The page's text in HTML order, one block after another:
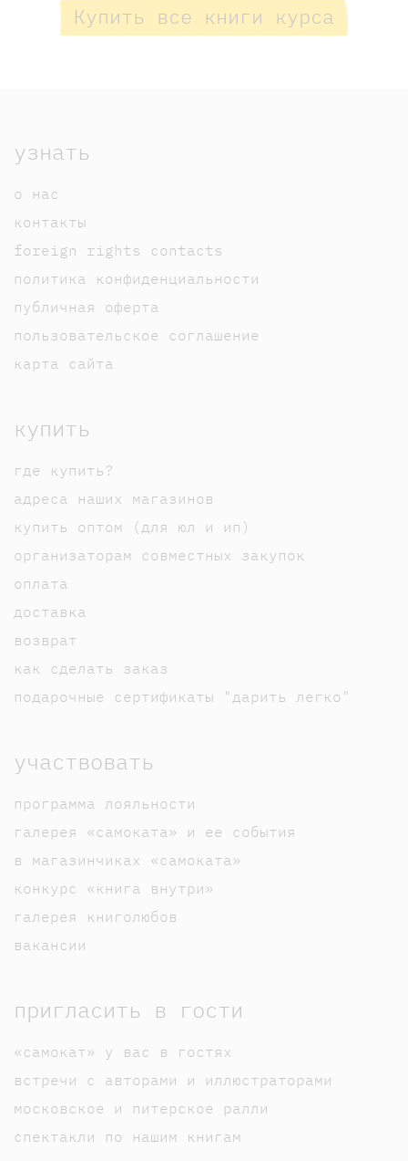
Купить все книги курса
узнать
о нас
контакты
foreign rights contacts
политика конфиденциальности
публичная оферта
пользовательское соглашение
карта сайта
купить
где купить?
адреса наших магазинов
купить оптом (для юл и ип)
организаторам совместных закупок
оплата
доставка
возврат
как сделать заказ
подарочные сертификаты "дарить легко"
участвовать
программа лояльности
галерея «самоката» и ее события
в магазинчиках «самоката»
конкурс «книга внутри»
галерея книголюбов
вакансии
пригласить в гости
«самокат» у вас в гостях
встречи с авторами и иллюстраторами
московское и питерское ралли
спектакли по нашим книгам